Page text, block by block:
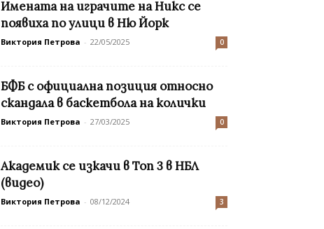
Имената на играчите на Никс се
появиха по улици в Ню Йорк
Виктория Петрова - 22/05/2025 0
БФБ с официална позиция относно
скандала в баскетбола на колички
Виктория Петрова - 27/03/2025 0
Академик се изкачи в Топ 3 в НБЛ
(видео)
Виктория Петрова - 08/12/2024 3